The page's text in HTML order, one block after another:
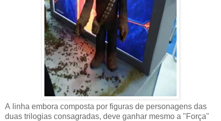
A linha embora composta por figuras de personagens das
duas trilogias consagradas, deve ganhar mesmo a "Força"